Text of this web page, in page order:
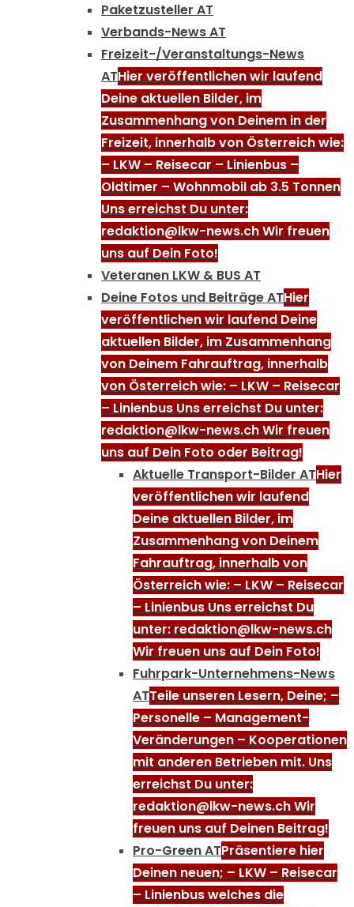
Paketzusteller AT
Verbands-News AT
Freizeit-/Veranstaltungs-News
ATHier veröffentlichen wir laufend
Deine aktuellen Bilder, im
Zusammenhang von Deinem in der
Freizeit, innerhalb von Österreich wie:
– LKW – Reisecar – Linienbus –
Oldtimer – Wohnmobil ab 3.5 Tonnen
Uns erreichst Du unter:
redaktion@lkw-news.ch Wir freuen
uns auf Dein Foto!
Veteranen LKW & BUS AT
Deine Fotos und Beiträge ATHier
veröffentlichen wir laufend Deine
aktuellen Bilder, im Zusammenhang
von Deinem Fahrauftrag, innerhalb
von Österreich wie: – LKW – Reisecar
– Linienbus Uns erreichst Du unter:
redaktion@lkw-news.ch Wir freuen
uns auf Dein Foto oder Beitrag!
Aktuelle Transport-Bilder ATHier
veröffentlichen wir laufend
Deine aktuellen Bilder, im
Zusammenhang von Deinem
Fahrauftrag, innerhalb von
Österreich wie: – LKW – Reisecar
– Linienbus Uns erreichst Du
unter: redaktion@lkw-news.ch
Wir freuen uns auf Dein Foto!
Fuhrpark-Unternehmens-News
ATTeile unseren Lesern, Deine; –
Personelle – Management-
Veränderungen – Kooperationen
mit anderen Betrieben mit. Uns
erreichst Du unter:
redaktion@lkw-news.ch Wir
freuen uns auf Deinen Beitrag!
Pro-Green ATPräsentiere hier
Deinen neuen; – LKW – Reisecar
– Linienbus welches die